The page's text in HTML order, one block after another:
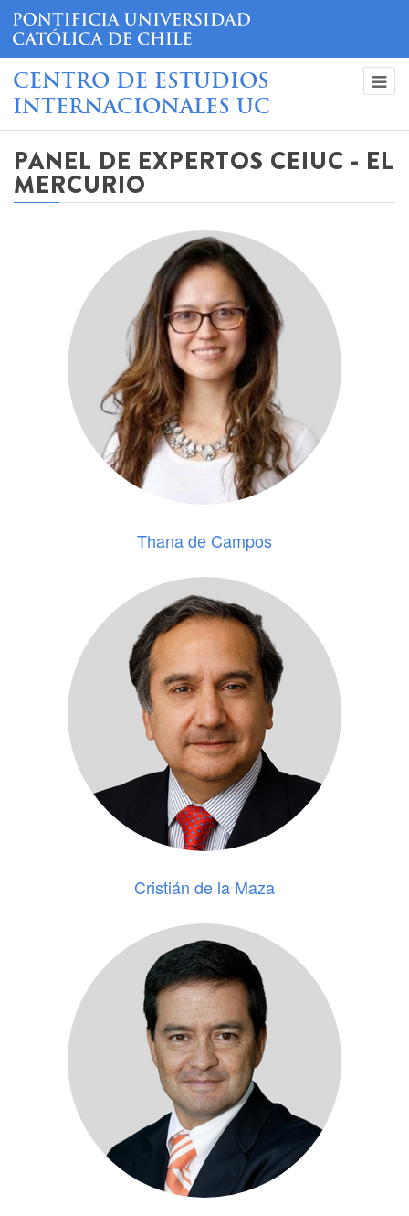
CENTRO DE ESTUDIOS
INTERNACIONALES UC
PANEL DE EXPERTOS CEIUC - EL
MERCURIO
Thana de Campos
Cristián de la Maza